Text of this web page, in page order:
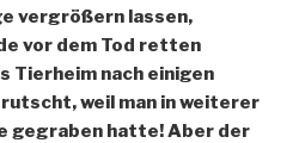
vergrößern lassen,
vor dem Tod retten
Tierheim nach einigen
weil man in weiterer
gegraben hatte! Aber der